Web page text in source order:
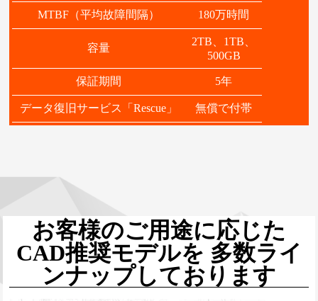
MTBF（平均故障間隔） 180万時間
容量
2TB、1TB、
500GB
保証期間 5年
データ復旧サービス「Rescue」 無償で付帯
お客様のご用途に応じた
CAD推奨モデルを 多数ライ
ンナップしております